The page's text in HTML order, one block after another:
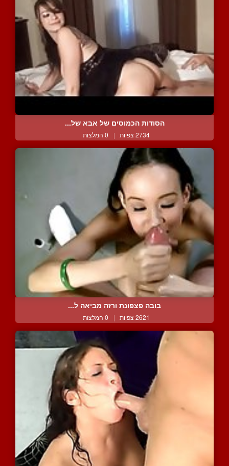
הסודות הכמוסים של אבא של...
2734 צפיות | 0 המלצות
בובה פצפונת ורזה מביאה ל...
2621 צפיות | 0 המלצות